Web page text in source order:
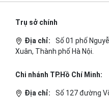
Trụ sở chính
Địa chỉ:
Số 01 phố
Xuân, Thành phố Hà Nội.
Chi nhánh TP.Hồ Chí Minh:
Địa chỉ: Số 127 đường